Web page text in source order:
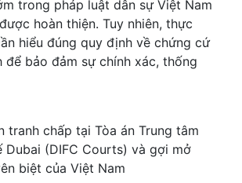
trong pháp luật dân sự Việt Nam
hoàn thiện. Tuy nhiên, thực
hiểu đúng quy định về chứng cứ
để bảo đảm sự chính xác, thống